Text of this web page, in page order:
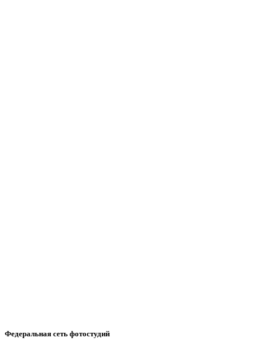
Федеральная сеть фотостудий